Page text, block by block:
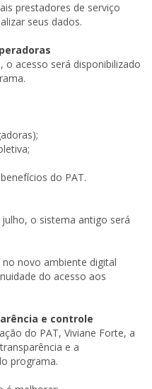
prestadores de serviço
seus dados.
o acesso será disponibilizado
do PAT.
o sistema antigo será
novo ambiente digital
do acesso aos
e controle
do PAT, Viviane Forte, a
e a
programa.